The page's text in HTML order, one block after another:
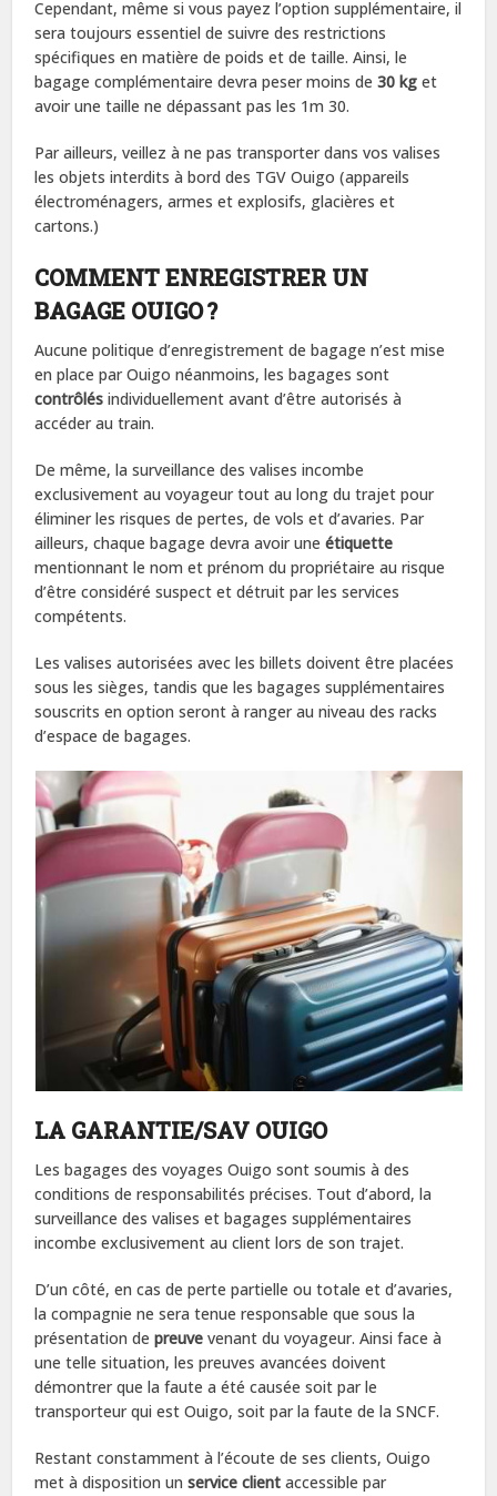
Cependant, même si vous payez l’option supplémentaire, il
sera toujours essentiel de suivre des restrictions
spécifiques en matière de poids et de taille. Ainsi, le
bagage complémentaire devra peser moins de30 kg et
avoir une taille ne dépassant pas les 1m 30.
Par ailleurs, veillez à ne pas transporter dans vos valises
les objets interdits à bord des TGV Ouigo (appareils
électroménagers, armes et explosifs, glacières et
cartons.)
COMMENT ENREGISTRER UN
BAGAGE OUIGO ?
Aucune politique d’enregistrement de bagage n’est mise
en place par Ouigo néanmoins, les bagages sont
contrôlés individuellement avant d’être autorisés à
accéder au train.
De même, la surveillance des valises incombe
exclusivement au voyageur tout au long du trajet pour
éliminer les risques de pertes, de vols et d’avaries. Par
ailleurs, chaque bagage devra avoir uneétiquette
mentionnant le nom et prénom du propriétaire au risque
d’être considéré suspect et détruit par les services
compétents.
Les valises autorisées avec les billets doivent être placées
sous les sièges, tandis que les bagages supplémentaires
souscrits en option seront à ranger au niveau des racks
d’espace de bagages.
LA GARANTIE/SAV OUIGO
Les bagages des voyages Ouigo sont soumis à des
conditions de responsabilités précises. Tout d’abord, la
surveillance des valises et bagages supplémentaires
incombe exclusivement au client lors de son trajet.
D’un côté, en cas de perte partielle ou totale et d’avaries,
la compagnie ne sera tenue responsable que sous la
présentation depreuve venant du voyageur. Ainsi face à
une telle situation, les preuves avancées doivent
démontrer que la faute a été causée soit par le
transporteur qui est Ouigo, soit par la faute de la SNCF.
Restant constamment à l’écoute de ses clients, Ouigo
met à disposition unservice clientaccessible par